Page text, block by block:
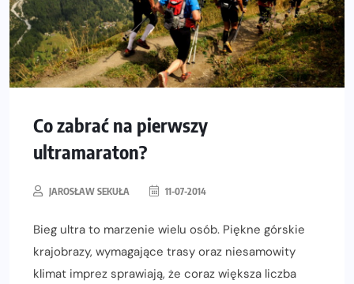
Co zabrać na pierwszy
ultramaraton?
JAROSŁAW SEKUŁA 11-07-2014
Bieg ultra to marzenie wielu osób. Piękne górskie
krajobrazy, wymagające trasy oraz niesamowity
klimat imprez sprawiają, że coraz większa liczba